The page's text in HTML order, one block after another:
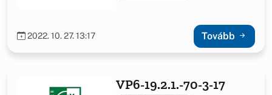
2022. 10. 27. 13:17 Tovább
VP6-19.2.1.-70-3-17